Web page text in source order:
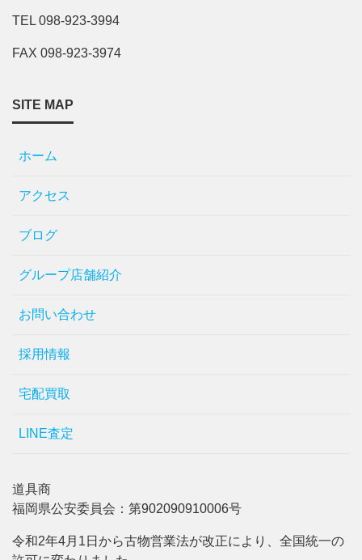
TEL 098-923-3994
FAX 098-923-3974
SITE MAP
ホーム
アクセス
ブログ
グループ店舗紹介
お問い合わせ
採用情報
宅配買取
LINE査定
道具商
福岡県公安委員会：第902090910006号
令和2年4月1日から古物営業法が改正により、全国統一の